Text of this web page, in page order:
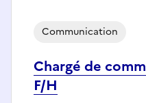
Chargé de
F/H
Communication